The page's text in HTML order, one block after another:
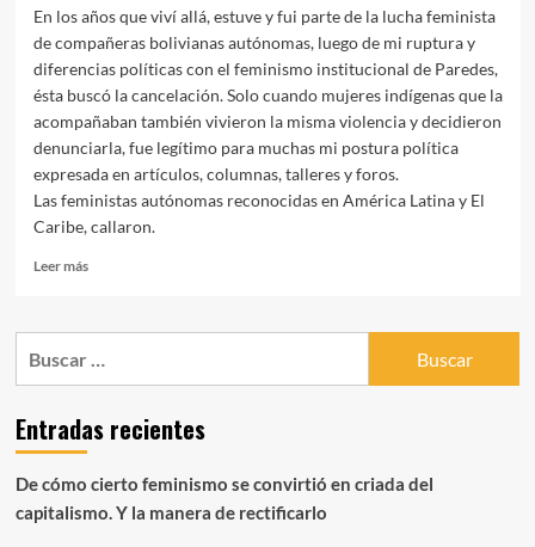
En los años que viví allá, estuve y fui parte de la lucha feminista
de compañeras bolivianas autónomas, luego de mi ruptura y
diferencias políticas con el feminismo institucional de Paredes,
ésta buscó la cancelación. Solo cuando mujeres indígenas que la
acompañaban también vivieron la misma violencia y decidieron
denunciarla, fue legítimo para muchas mi postura política
expresada en artículos, columnas, talleres y foros.
Las feministas autónomas reconocidas en América Latina y El
Caribe, callaron.
Leer másLeer
Sobre
y
las
en
boga:
Entradas recientes
De cómo cierto feminismo se convirtió en criada del
capitalismo. Y la manera de rectificarlo